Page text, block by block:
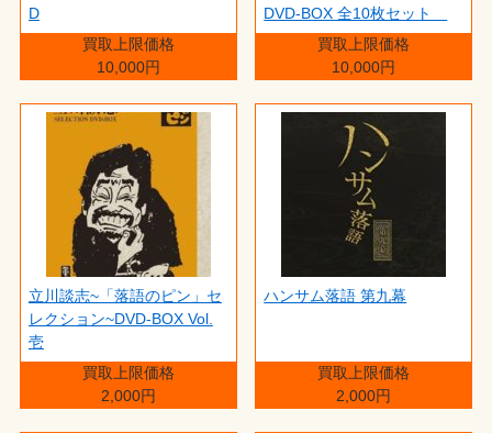
D
買取上限価格
10,000円
DVD-BOX 全10枚セット
買取上限価格
10,000円
立川談志~「落語のピン」セ
レクション~DVD-BOX Vol.
壱
買取上限価格
2,000円
ハンサム落語 第九幕
買取上限価格
2,000円